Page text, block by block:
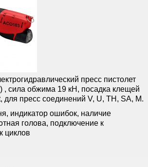
пресс пистолет
, сила обжима 19 кН, посадка клещей
для пресс соединений V, U, TH, SA, M.
индикатор ошибок, наличие
голова, подключение к
циклов